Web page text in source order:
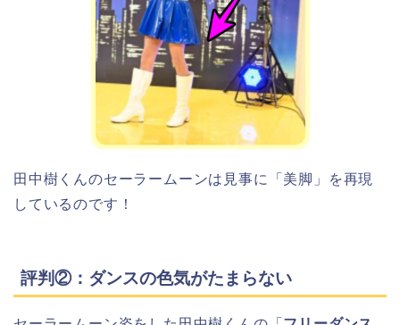
田中樹くんのセーラームーンは見事に「美脚」を再現
しているのです！
評判②：ダンスの色気がたまらない